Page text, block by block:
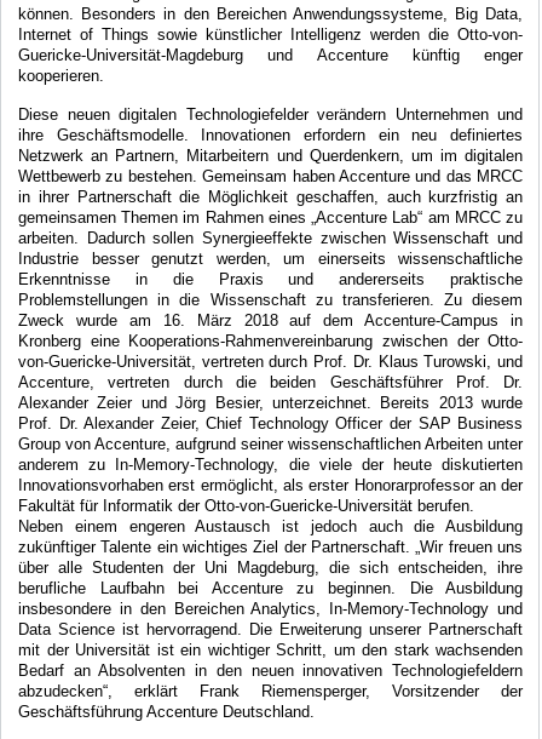
können. Besonders in den Bereichen Anwendungssysteme, Big Data,
Internet of Things sowie künstlicher Intelligenz werden die Otto-von-
Guericke-Universität-Magdeburg und Accenture künftig enger
kooperieren.
Diese neuen digitalen Technologiefelder verändern Unternehmen und
ihre Geschäftsmodelle. Innovationen erfordern ein neu definiertes
Netzwerk an Partnern, Mitarbeitern und Querdenkern, um im digitalen
Wettbewerb zu bestehen. Gemeinsam haben Accenture und das MRCC
in ihrer Partnerschaft die Möglichkeit geschaffen, auch kurzfristig an
gemeinsamen Themen im Rahmen eines „Accenture Lab“ am MRCC zu
arbeiten. Dadurch sollen Synergieeffekte zwischen Wissenschaft und
Industrie besser genutzt werden, um einerseits wissenschaftliche
Erkenntnisse in die Praxis und andererseits praktische
Problemstellungen in die Wissenschaft zu transferieren. Zu diesem
Zweck wurde am 16. März 2018 auf dem Accenture-Campus in
Kronberg eine Kooperations-Rahmenvereinbarung zwischen der Otto-
von-Guericke-Universität, vertreten durch Prof. Dr. Klaus Turowski, und
Accenture, vertreten durch die beiden Geschäftsführer Prof. Dr.
Alexander Zeier und Jörg Besier, unterzeichnet. Bereits 2013 wurde
Prof. Dr. Alexander Zeier, Chief Technology Officer der SAP Business
Group von Accenture, aufgrund seiner wissenschaftlichen Arbeiten unter
anderem zu In-Memory-Technology, die viele der heute diskutierten
Innovationsvorhaben erst ermöglicht, als erster Honorarprofessor an der
Fakultät für Informatik der Otto-von-Guericke-Universität berufen.
Neben einem engeren Austausch ist jedoch auch die Ausbildung
zukünftiger Talente ein wichtiges Ziel der Partnerschaft. „Wir freuen uns
über alle Studenten der Uni Magdeburg, die sich entscheiden, ihre
berufliche Laufbahn bei Accenture zu beginnen. Die Ausbildung
insbesondere in den Bereichen Analytics, In-Memory-Technology und
Data Science ist hervorragend. Die Erweiterung unserer Partnerschaft
mit der Universität ist ein wichtiger Schritt, um den stark wachsenden
Bedarf an Absolventen in den neuen innovativen Technologiefeldern
abzudecken“, erklärt Frank Riemensperger, Vorsitzender der
Geschäftsführung Accenture Deutschland.